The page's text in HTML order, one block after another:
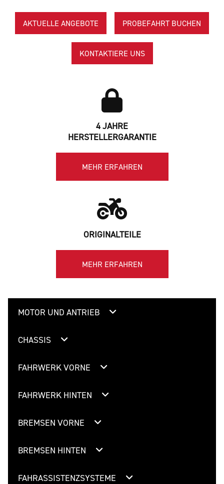
PROBEFAHRT BUCHEN
AKTUELLE ANGEBOTE
KONTAKTIERE UNS
4 JAHRE
HERSTELLERGARANTIE
MEHR ERFAHREN
ORIGINALTEILE
MEHR ERFAHREN
MOTOR UND ANTRIEB
CHASSIS
FAHRWERK VORNE
FAHRWERK HINTEN
BREMSEN VORNE
BREMSEN HINTEN
FAHRASSISTENZSYSTEME